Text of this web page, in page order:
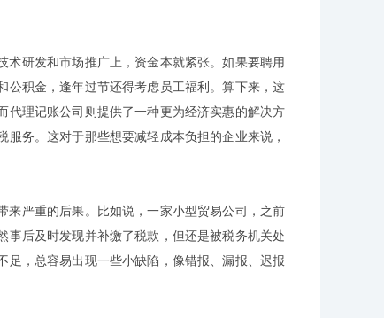
研发和市场推广上，资金本就紧张。如果要聘用
公积金，逢年过节还得考虑员工福利。算下来，这
代理记账公司则提供了一种更为经济实惠的解决方
务。这对于那些想要减轻成本负担的企业来说，
来严重的后果。比如说，一家小型贸易公司，之前
后及时发现并补缴了税款，但还是被税务机关处
足，总容易出现一些小缺陷，像错报、漏报、迟报